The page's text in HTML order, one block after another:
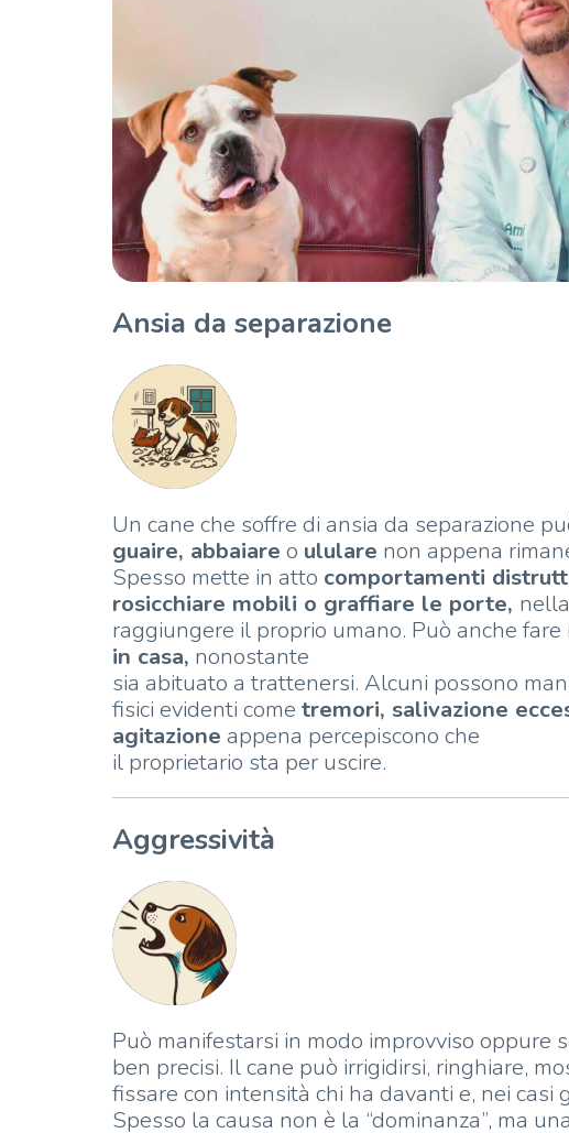
Ansia da separazione
Un cane che soffre di ansia da separazione
guaire, abbaiare o ululare non appena
Spesso mette in atto comportamenti
rosicchiare mobili o graffiare le porte,
raggiungere il proprio umano. Può anche fare
in casa, nonostante
sia abituato a trattenersi. Alcuni possono
fisici evidenti come tremori, salivazione
agitazione appena percepiscono che
il proprietario sta per uscire.
Aggressività
Può manifestarsi in modo improvviso oppure
ben precisi. Il cane può irrigidirsi, ringhiare,
fissare con intensità chi ha davanti e, nei casi
Spesso la causa non è la “dominanza”, ma